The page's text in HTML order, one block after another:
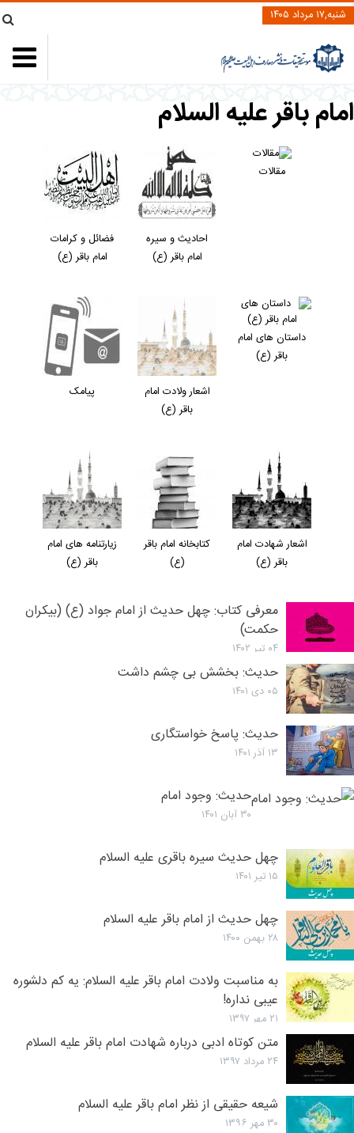
شنبه,۱۷ مرداد ۱۴۰۵
امام باقر عليه السلام
مقالات
احادیث و سیره
امام باقر (ع)
فضائل و کرامات
امام باقر (ع)
داستان های امام
باقر (ع)
اشعار ولادت امام
باقر (ع)
پیامک
اشعار شهادت امام
باقر (ع)
کتابخانه امام باقر
(ع)
زیارتنامه های امام
باقر (ع)
معرفی کتاب: چهل حدیث از امام جواد (ع) (بیکران
حکمت)
۰۴ تیر ۱۴۰۲
حدیث: بخشش بی چشم داشت
۰۵ دی ۱۴۰۱
حدیث: پاسخ خواستگاری
۱۳ آذر ۱۴۰۱
حدیث: وجود امام
۳۰ آبان ۱۴۰۱
چهل حدیث سیره باقری علیه السلام
۱۵ تیر ۱۴۰۱
چهل حدیث از امام باقر علیه السلام
۲۸ بهمن ۱۴۰۰
به مناسبت ولادت امام باقر علیه السلام: یه کم دلشوره
عیبی نداره!
۲۱ مهر ۱۳۹۷
متن کوتاه ادبی درباره شهادت امام باقر علیه السلام
۲۴ مرداد ۱۳۹۷
شیعه حقیقی از نظر امام باقر علیه السلام
۳۰ مهر ۱۳۹۶